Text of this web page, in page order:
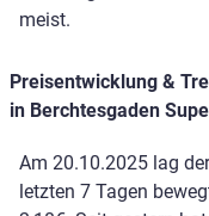
meist.
Preisentwicklung &
in Berchtesgaden
Am 20.10.2025 lag
letzten 7 Tagen